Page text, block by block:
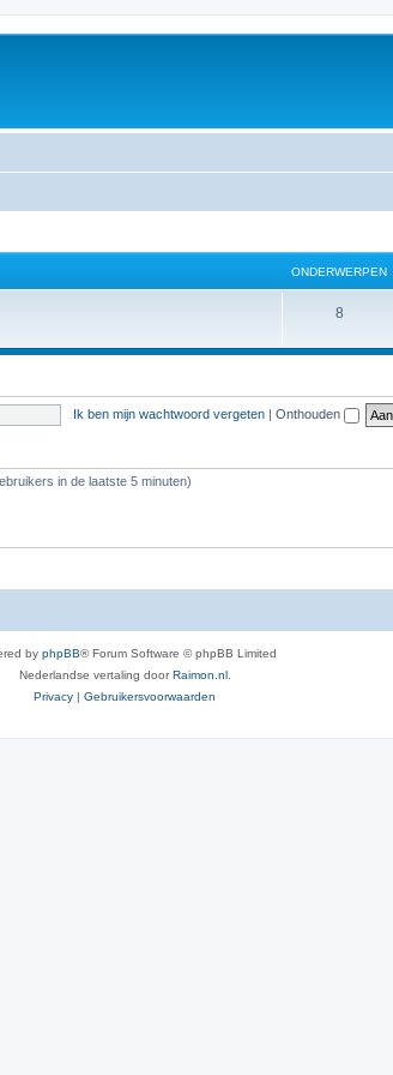
ONDERWERPEN
8
Ik ben mijn wachtwoord vergeten | Onthouden
in de laatste 5 minuten)
by phpBB® Forum Software © phpBB Limited
Nederlandse vertaling doorRaimon.nl.
Privacy | Gebruikersvoorwaarden